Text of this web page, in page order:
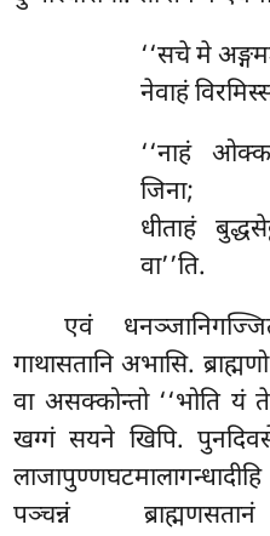
‘‘सचे मे
नेवाहं
‘‘नाहं
जिना;
धीताहं
वा’’ति.
एवं
गाथासतानि अभासि.
वा असक्कोन्तो ‘‘भोति यं
खग्गं सयने खिपि. पुनदिवसे
पञ्चन्नं